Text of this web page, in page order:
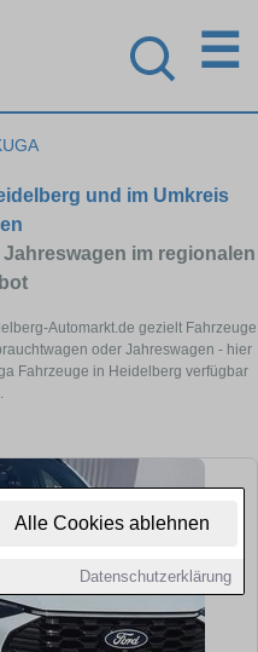
Alle Cookies ablehnen
Datenschutzerklärung
☰
und im Umkreis
im regionalen
Automarkt.de gezielt Fahrzeuge
oder Jahreswagen - hier
Fahrzeuge in Heidelberg verfügbar